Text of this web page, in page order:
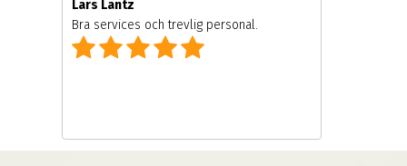
Lars Lantz
Bra services och trevlig personal.